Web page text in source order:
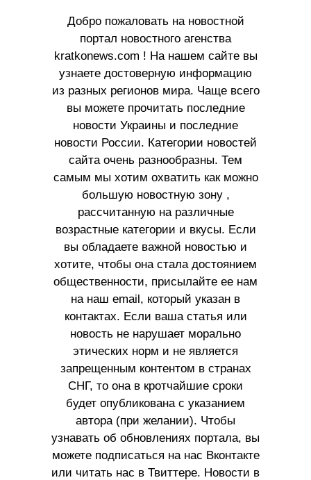
Добро пожаловать на новостной
портал новостного агенства
kratkonews.com ! На нашем сайте вы
узнаете достоверную информацию
из разных регионов мира. Чаще всего
вы можете прочитать последние
новости Украины и последние
новости России. Категории новостей
сайта очень разнообразны. Тем
самым мы хотим охватить как можно
большую новостную зону ,
рассчитанную на различные
возрастные категории и вкусы. Если
вы обладаете важной новостью и
хотите, чтобы она стала достоянием
общественности, присылайте ее нам
на наш email, который указан в
контактах. Если ваша статья или
новость не нарушает морально
этических норм и не является
запрещенным контентом в странах
СНГ, то она в кротчайшие сроки
будет опубликована с указанием
автора (при желании). Чтобы
узнавать об обновлениях портала, вы
можете подписаться на нас Вконтакте
или читать нас в Твиттере. Новости в